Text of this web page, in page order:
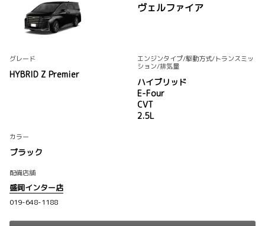
ヴェルファイア
グレード
HYBRID Z Premier
エンジンタイプ/駆動方式/トランスミッ
ション/排気量
ハイブリッド
E-Four
CVT
2.5L
カラー
ブラック
配備店舗
盛岡インター店
019-648-1188